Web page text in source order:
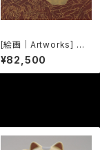
[絵画｜Artworks] 三
十三応現身波図 -明日
への精神- 12
¥82,500